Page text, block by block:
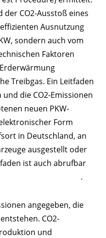
CO2-Ausstoß eines
Ausnutzung
sondern auch vom
Faktoren
Treibgas. Ein Leitfaden
die CO2-Emissionen
neuen PKW-
Form
in Deutschland, an
ausgestellt oder
ist auch abrufbar
.
angegeben, die
CO2-
und